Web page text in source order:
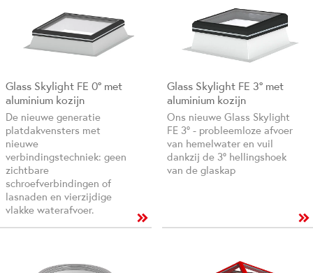
Glass Skylight FE 0° met
aluminium kozijn
De nieuwe generatie
platdakvensters met
nieuwe
verbindingstechniek: geen
zichtbare
schroefverbindingen of
lasnaden en vierzijdige
vlakke waterafvoer.
Glass Skylight FE 3° met
aluminium kozijn
Ons nieuwe Glass Skylight
FE 3° - probleemloze afvoer
van hemelwater en vuil
dankzij de 3° hellingshoek
van de glaskap